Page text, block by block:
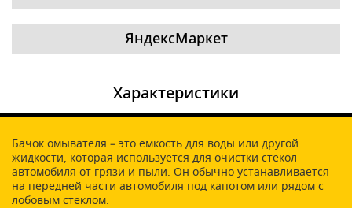
ЯндексМаркет
Характеристики
Бачок омывателя – это емкость для воды или другой
жидкости, которая используется для очистки стекол
автомобиля от грязи и пыли. Он обычно устанавливается
на передней части автомобиля под капотом или рядом с
лобовым стеклом.